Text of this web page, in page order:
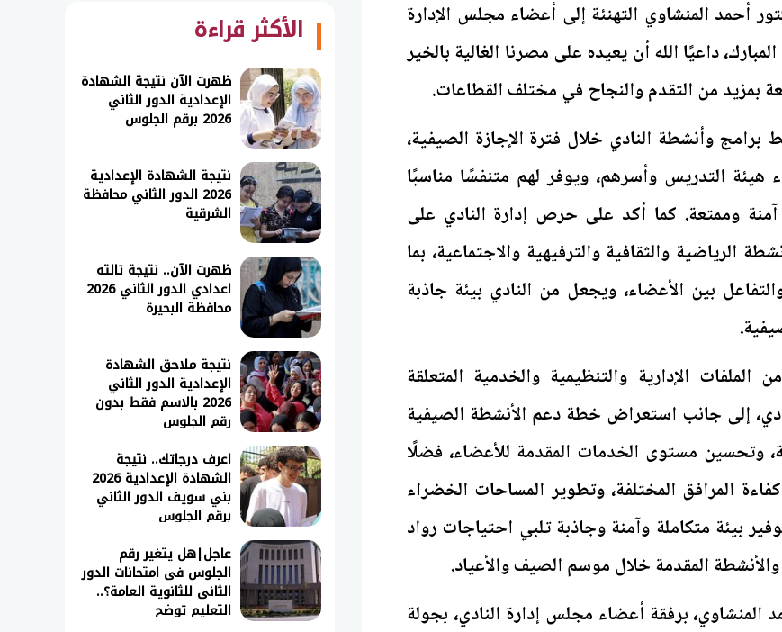
أحمد المنشاوي التهنئة إلى أعضاء مجلس الإدارة
داعيًا الله أن يعيده على مصرنا الغالية بالخير
بمزيد من التقدم والنجاح في مختلف القطاعات.
وأنشطة النادي خلال فترة الإجازة الصيفية،
التدريس وأسرهم، ويوفر لهم متنفسًا مناسبًا
وممتعة. كما أكد على حرص إدارة النادي على
الرياضية والثقافية والترفيهية والاجتماعية، بما
بين الأعضاء، ويجعل من النادي بيئة جاذبة
الإدارية والتنظيمية والخدمية المتعلقة
إلى جانب استعراض خطة دعم الأنشطة الصيفية
وتحسين مستوى الخدمات المقدمة للأعضاء، فضلًا
المرافق المختلفة، وتطوير المساحات الخضراء
بيئة متكاملة وآمنة وجاذبة تلبي احتياجات رواد
المقدمة خلال موسم الصيف والأعياد.
المنشاوي، برفقة أعضاء مجلس إدارة النادي، بجولة
الأكثر قراءة
ظهرت الآن نتيجة الشهادة
الإعدادية الدور الثاني
2026 برقم الجلوس
نتيجة الشهادة الإعدادية
2026 الدور الثاني محافظة
الشرقية
ظهرت الآن.. نتيجة تالته
اعدادي الدور الثاني 2026
محافظة البحيرة
نتيجة ملاحق الشهادة
الإعدادية الدور الثاني
2026 بالاسم فقط بدون
رقم الجلوس
اعرف درجاتك.. نتيجة
الشهادة الإعدادية 2026
بني سويف الدور الثاني
برقم الجلوس
عاجل|هل يتغير رقم
الجلوس فى امتحانات الدور
الثانى للثانوية العامة؟..
التعليم توضح